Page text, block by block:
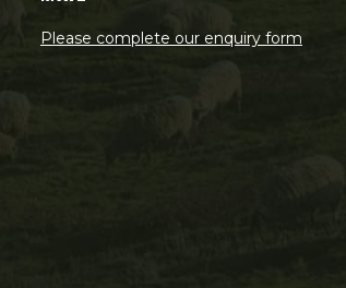
Please complete our enquiry form